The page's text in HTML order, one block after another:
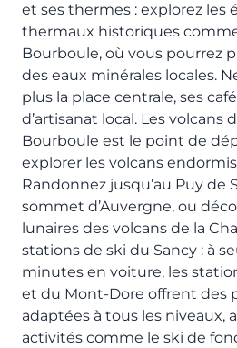
et ses thermes : explorez les
thermaux historiques
Bourboule, où vous pourrez
des eaux minérales locales.
plus la place centrale, ses
d’artisanat local. Les volcans
Bourboule est le point de
explorer les volcans
Randonnez jusqu’au Puy de
sommet d’Auvergne, ou
lunaires des volcans de la
stations de ski du Sancy : à
minutes en voiture, les
et du Mont-Dore offrent des
adaptées à tous les niveaux,
activités comme le ski de